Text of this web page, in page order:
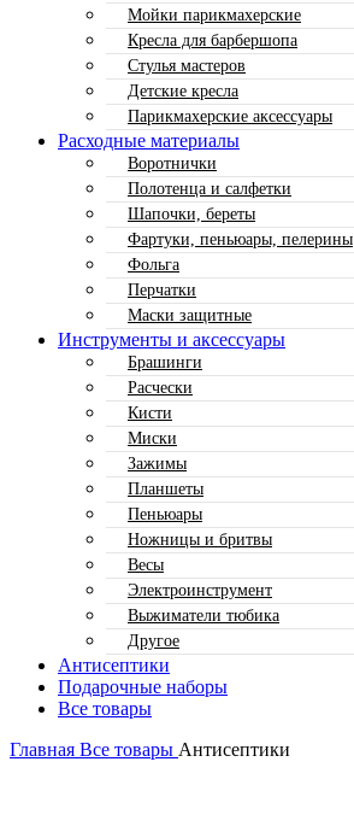
Мойки парикмахерские
Кресла для барбершопа
Стулья мастеров
Детские кресла
Парикмахерские аксессуары
Расходные материалы
Воротнички
Полотенца и салфетки
Шапочки, береты
Фартуки, пеньюары, пелерины
Фольга
Перчатки
Маски защитные
Инструменты и аксессуары
Брашинги
Расчески
Кисти
Миски
Зажимы
Планшеты
Пеньюары
Ножницы и бритвы
Весы
Электроинструмент
Выжиматели тюбика
Другое
Антисептики
Подарочные наборы
Все товары
Главная Все товары Антисептики